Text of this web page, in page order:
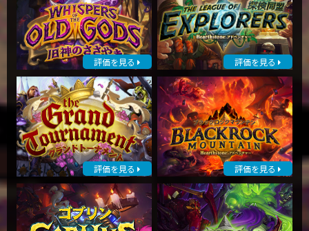
評価を見る 評価を見る
評価を見る 評価を見る